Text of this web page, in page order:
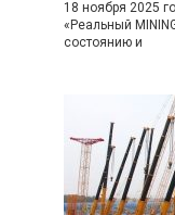
18 ноября 2025
«Реальный
состоянию и